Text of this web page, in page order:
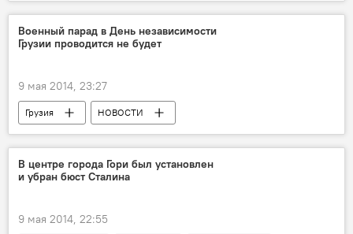
Военный парад в День независимости
Грузии проводится не будет
9 мая 2014, 23:27
Грузия НОВОСТИ
В центре города Гори был установлен
и убран бюст Сталина
9 мая 2014, 22:55